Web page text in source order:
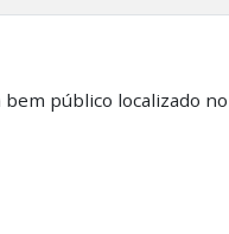
público localizado